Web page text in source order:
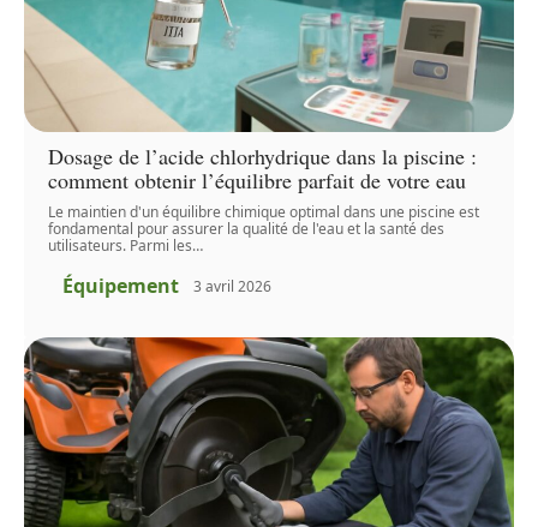
Dosage de l’acide chlorhydrique dans la piscine :
comment obtenir l’équilibre parfait de votre eau
Le maintien d'un équilibre chimique optimal dans une piscine est
fondamental pour assurer la qualité de l'eau et la santé des
utilisateurs. Parmi les…
Équipement 3 avril 2026